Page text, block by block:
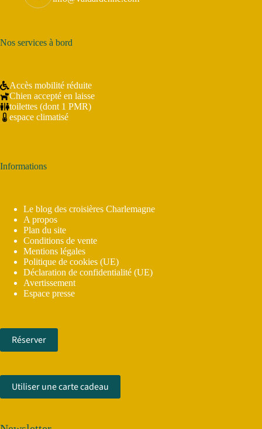
Nos services à bord
Accès mobilité réduite
Chien accepté en laisse
toilettes (dont 1 PMR)
espace climatisé
Informations
Le blog des croisières Charlemagne
A propos
Plan du site
Conditions de vente
Mentions légales
Politique de cookies (UE)
Déclaration de confidentialité (UE)
Avertissement
Espace presse
Réserver
Utiliser une carte cadeau